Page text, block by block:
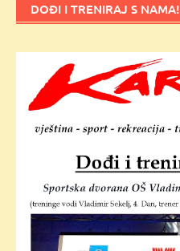
DOĐI I TRENIRAJ S NAMA!